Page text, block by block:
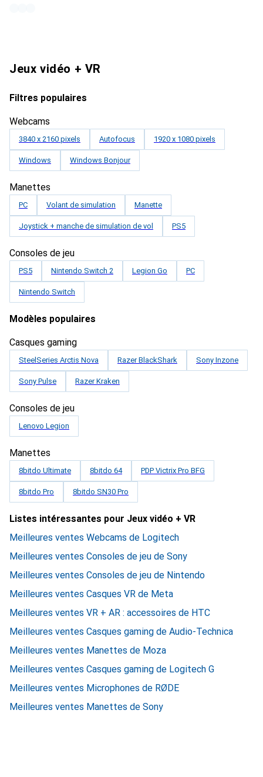
Jeux vidéo + VR
Filtres populaires
Webcams
3840 x 2160 pixels Autofocus 1920 x 1080 pixels
Windows Windows Bonjour
Manettes
PC Volant de simulation Manette
Joystick + manche de simulation de vol PS5
Consoles de jeu
PS5 Nintendo Switch 2 Legion Go PC
Nintendo Switch
Modèles populaires
Casques gaming
SteelSeries Arctis Nova Razer BlackShark Sony Inzone
Sony Pulse Razer Kraken
Consoles de jeu
Lenovo Legion
Manettes
8bitdo Ultimate 8bitdo 64 PDP Victrix Pro BFG
8bitdo Pro 8bitdo SN30 Pro
Listes intéressantes pour Jeux vidéo + VR
Meilleures ventes Webcams de Logitech
Meilleures ventes Consoles de jeu de Sony
Meilleures ventes Consoles de jeu de Nintendo
Meilleures ventes Casques VR de Meta
Meilleures ventes VR + AR : accessoires de HTC
Meilleures ventes Casques gaming de Audio-Technica
Meilleures ventes Manettes de Moza
Meilleures ventes Casques gaming de Logitech G
Meilleures ventes Microphones de RØDE
Meilleures ventes Manettes de Sony